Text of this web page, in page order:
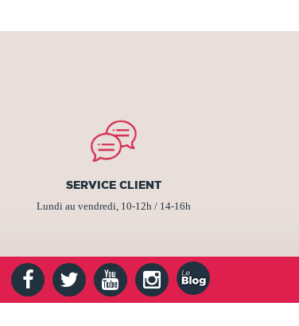
SERVICE CLIENT
Lundi au vendredi, 10-12h / 14-16h